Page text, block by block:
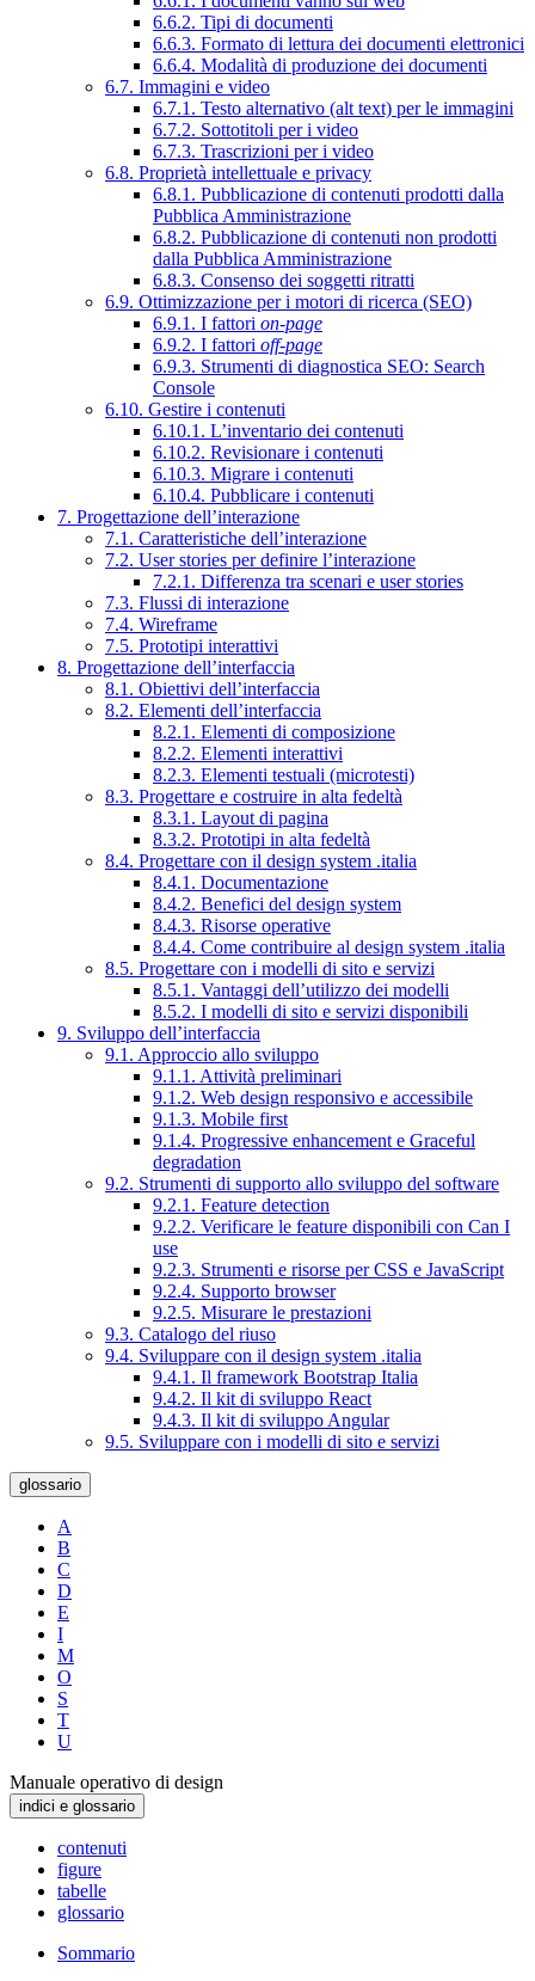
6.6.2. Tipi di documenti
6.6.3. Formato di lettura dei documenti elettronici
6.6.4. Modalità di produzione dei documenti
6.7. Immagini e video
6.7.1. Testo alternativo (alt text) per le immagini
6.7.2. Sottotitoli per i video
6.7.3. Trascrizioni per i video
6.8. Proprietà intellettuale e privacy
6.8.1. Pubblicazione di contenuti prodotti dalla
Pubblica Amministrazione
6.8.2. Pubblicazione di contenuti non prodotti
dalla Pubblica Amministrazione
6.8.3. Consenso dei soggetti ritratti
6.9. Ottimizzazione per i motori di ricerca (SEO)
6.9.1. I fattori on-page
6.9.2. I fattori off-page
6.9.3. Strumenti di diagnostica SEO: Search
Console
6.10. Gestire i contenuti
6.10.1. L’inventario dei contenuti
6.10.2. Revisionare i contenuti
6.10.3. Migrare i contenuti
6.10.4. Pubblicare i contenuti
7. Progettazione dell’interazione
7.1. Caratteristiche dell’interazione
7.2. User stories per definire l’interazione
7.2.1. Differenza tra scenari e user stories
7.3. Flussi di interazione
7.4. Wireframe
7.5. Prototipi interattivi
8. Progettazione dell’interfaccia
8.1. Obiettivi dell’interfaccia
8.2. Elementi dell’interfaccia
8.2.1. Elementi di composizione
8.2.2. Elementi interattivi
8.2.3. Elementi testuali (microtesti)
8.3. Progettare e costruire in alta fedeltà
8.3.1. Layout di pagina
8.3.2. Prototipi in alta fedeltà
8.4. Progettare con il design system .italia
8.4.1. Documentazione
8.4.2. Benefici del design system
8.4.3. Risorse operative
8.4.4. Come contribuire al design system .italia
8.5. Progettare con i modelli di sito e servizi
8.5.1. Vantaggi dell’utilizzo dei modelli
8.5.2. I modelli di sito e servizi disponibili
9. Sviluppo dell’interfaccia
9.1. Approccio allo sviluppo
9.1.1. Attività preliminari
9.1.2. Web design responsivo e accessibile
9.1.3. Mobile first
9.1.4. Progressive enhancement e Graceful
degradation
9.2. Strumenti di supporto allo sviluppo del software
9.2.1. Feature detection
9.2.2. Verificare le feature disponibili con Can I
use
9.2.3. Strumenti e risorse per CSS e JavaScript
9.2.4. Supporto browser
9.2.5. Misurare le prestazioni
9.3. Catalogo del riuso
9.4. Sviluppare con il design system .italia
9.4.1. Il framework Bootstrap Italia
9.4.2. Il kit di sviluppo React
9.4.3. Il kit di sviluppo Angular
9.5. Sviluppare con i modelli di sito e servizi
glossario
A
B
C
D
E
I
M
O
S
T
U
Manuale operativo di design
indici e glossario
contenuti
figure
tabelle
glossario
Sommario